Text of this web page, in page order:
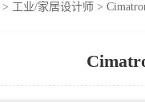
> 工业/家居设计师 >